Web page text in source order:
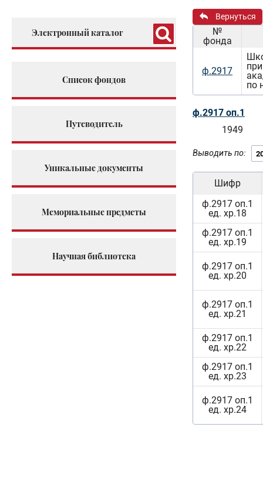
Электронный каталог
Список фондов
Путеводитель
Уникальные документы
Мемориальные предметы
Научная библиотека
Вернуться
№
фонда
ф.2917
по
ф.2917 оп.1
1949
Выводить по:
Шифр
ф.2917 оп.1
ед. хр.18
ф.2917 оп.1
ед. хр.19
ф.2917 оп.1
ед. хр.20
ф.2917 оп.1
ед. хр.21
ф.2917 оп.1
ед. хр.22
ф.2917 оп.1
ед. хр.23
ф.2917 оп.1
ед. хр.24